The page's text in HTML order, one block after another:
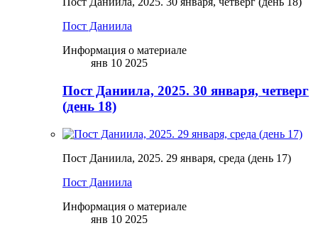
Пост Даниила
Информация о материале
янв 10 2025
Пост Даниила, 2025. 30 января, четверг
(день 18)
Пост Даниила, 2025. 29 января, среда (день 17)
Пост Даниила
Информация о материале
янв 10 2025